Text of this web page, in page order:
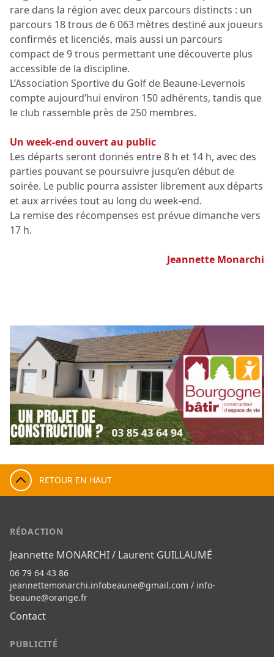
rare dans la région avec deux parcours distincts : un
parcours 18 trous de 6 063 mètres destiné aux joueurs
confirmés et licenciés, mais aussi un parcours
compact de 9 trous permettant une découverte plus
accessible de la discipline.
L’Association Sportive du Golf de Beaune-Levernois
compte aujourd’hui environ 150 adhérents, tandis que
le club rassemble près de 250 membres.
Un week-end ouvert au public
Les départs seront donnés entre 8 h et 14 h, avec des
parties pouvant se poursuivre jusqu’en début de
soirée. Le public pourra assister librement aux départs
et aux arrivées tout au long du week-end.
La remise des récompenses est prévue dimanche vers
17 h.
Jeannette Monarchi
RETOUR EN HAUT
RÉDACTION
Jeannette MONARCHI / Laurent GUILLAUMÉ
06 79 64 43 86
jeannettemonarchi.infobeaune@gmail.com / info-
beaune@orange.fr
Contact
PUBLICITÉ